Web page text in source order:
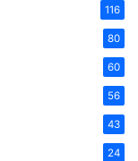
116
80
60
56
43
24